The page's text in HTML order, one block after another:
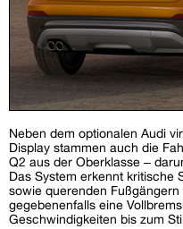
Neben dem optionalen Audi
Display stammen auch die
Q2 aus der Oberklasse –
Das System erkennt kritische
sowie querenden
gegebenenfalls eine
Geschwindigkeiten bis zum